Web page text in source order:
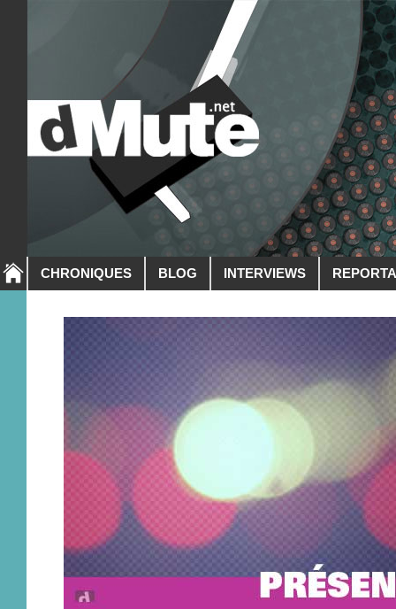
CHRONIQUES BLOG INTERVIEWS